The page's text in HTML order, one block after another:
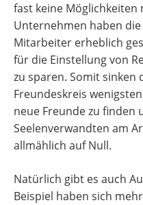
fast keine
Unternehmen haben
Mitarbeiter erheblich
für die Einstellung von
zu sparen. Somit sinken
Freundeskreis
neue Freunde zu finden
Seelenverwandten am
allmählich auf Null.
Natürlich gibt es auch
Beispiel haben sich